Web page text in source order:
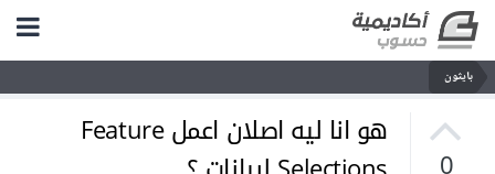
بايثون
هو انا ليه اصلان اعمل Feature